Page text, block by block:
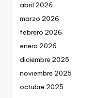
abril 2026
marzo 2026
febrero 2026
enero 2026
diciembre 2025
noviembre 2025
octubre 2025